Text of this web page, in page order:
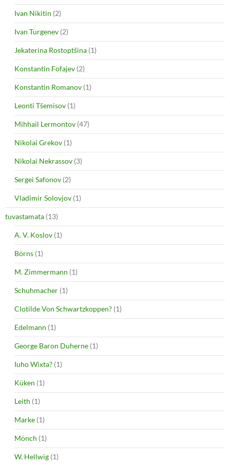
Ivan Nikitin (2)
Ivan Turgenev (2)
Jekaterina Rostoptšina (1)
Konstantin Fofajev (2)
Konstantin Romanov (1)
Leonti Tšemisov (1)
Mihhail Lermontov (47)
Nikolai Grekov (1)
Nikolai Nekrassov (3)
Sergei Safonov (2)
Vladimir Solovjov (1)
tuvastamata (13)
A. V. Koslov (1)
Börns (1)
M. Zimmermann (1)
Schuhmacher (1)
Clotilde Von Schwartzkoppen? (1)
Edelmann (1)
George Baron Duherne (1)
Iuho Wixta? (1)
Küken (1)
Leith (1)
Marke (1)
Mönch (1)
W. Hellwig (1)